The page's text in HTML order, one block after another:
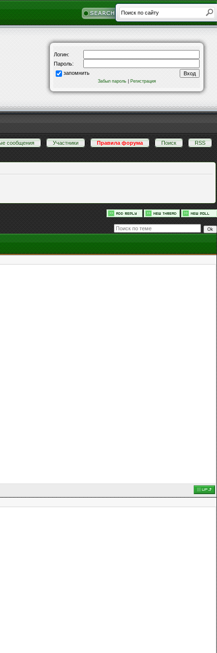
Логин:
Пароль:
запомнить
Забыл пароль| Регистрация
сообщения · Участники · Правила форума · Поиск · RSS